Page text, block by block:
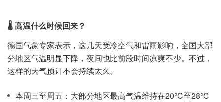
🌡️ 高温什么时候回来？
德国气象专家表示，这几天受冷空气和雷雨影响，全国大部
分地区气温明显下降，夜间也比前段时间凉爽不少。不过，
这样的天气预计不会持续太久。
本周三至周五：大部分地区最高气温维持在20℃至28℃